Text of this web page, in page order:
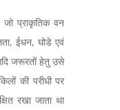
प्राकृतिक वन
ईधन, घोडे एवं
जरूरतों हेतु उसे
की परीधी पर
रखा जाता था